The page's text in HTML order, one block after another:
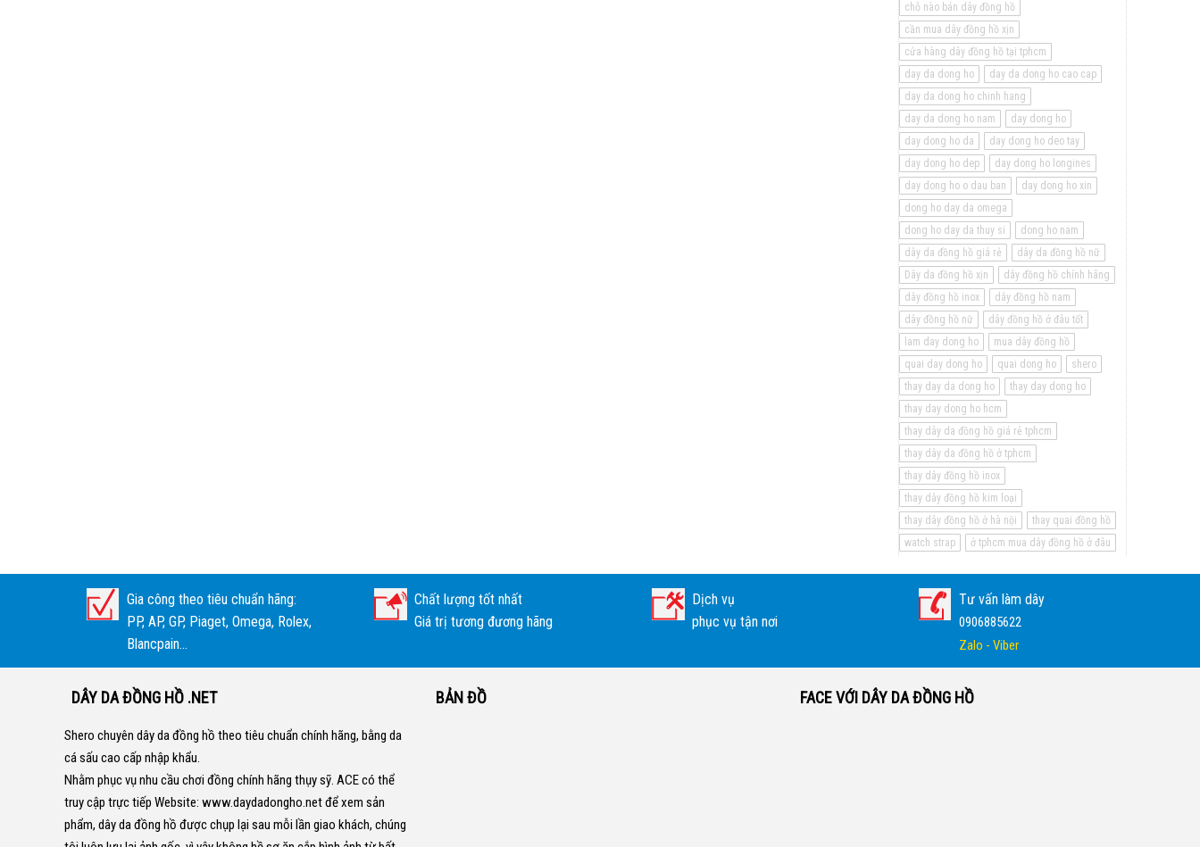
chỗ nào bán dây đồng hồ
cần mua dây đồng hồ xịn
cửa hàng dây đồng hồ tại tphcm
day da dong ho
day da dong ho cao cap
day da dong ho chinh hang
day da dong ho nam
day dong ho
day dong ho da
day dong ho deo tay
day dong ho dep
day dong ho longines
day dong ho o dau ban
day dong ho xin
dong ho day da omega
dong ho day da thuy si
dong ho nam
dây da đồng hồ giá rẻ
dây da đồng hồ nữ
Dây da đồng hồ xịn
dây đồng hồ chính hãng
dây đồng hồ inox
dây đồng hồ nam
dây đồng hồ nữ
dây đồng hồ ở đâu tốt
lam day dong ho
mua dây đồng hồ
quai day dong ho
quai dong ho
shero
thay day da dong ho
thay day dong ho
thay day dong ho hcm
thay dây da đồng hồ giá rẻ tphcm
thay dây da đồng hồ ở tphcm
thay dây đồng hồ inox
thay dây đồng hồ kim loại
thay dây đồng hồ ở hà nội
thay quai đồng hồ
watch strap
ở tphcm mua dây đồng hồ ở đâu
Gia công theo tiêu chuẩn hãng:
PP, AP, GP, Piaget, Omega, Rolex,
Blancpain...
Chất lượng tốt nhất
Giá trị tương đương hãng
Dịch vụ
phục vụ tận nơi
Tư vấn làm dây
0906885622
Zalo - Viber
DÂY DA ĐỒNG HỒ .NET
Shero chuyên dây da đồng hồ theo tiêu chuẩn chính hãng, bằng da
cá sấu cao cấp nhập khẩu.
Nhằm phục vụ nhu cầu chơi đồng chính hãng thụy sỹ. ACE có thể
truy cập trực tiếp Website: www.daydadongho.netđể xem sản
phẩm, dây da đồng hồ được chụp lại sau mỗi lần giao khách, chúng
BẢN ĐỒ FACE VỚI DÂY DA ĐỒNG HỒ